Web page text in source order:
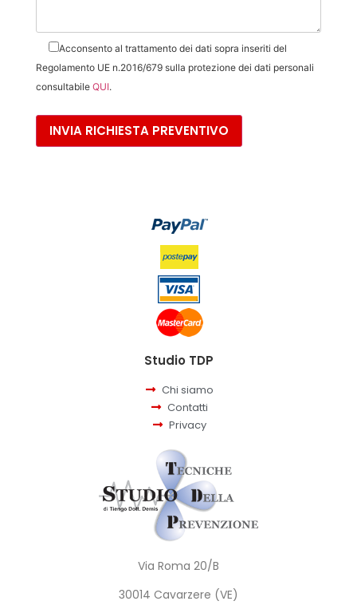
Acconsento al trattamento dei dati sopra inseriti del
Regolamento UE n.2016/679 sulla protezione dei dati personali
consultabile QUI.
Studio TDP
Chi siamo
Contatti
Privacy
Via Roma 20/B
30014 Cavarzere (VE)